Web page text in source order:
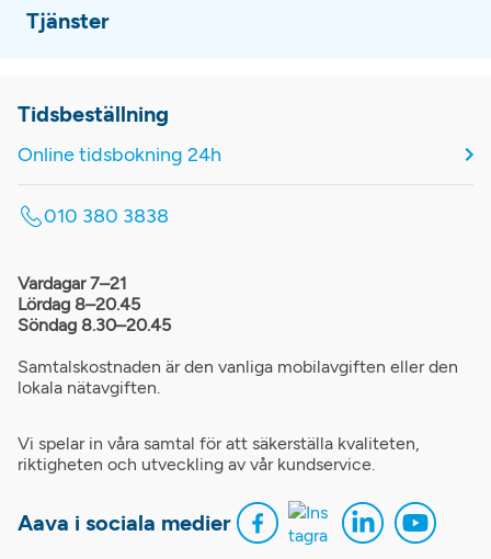
Tjänster
Tidsbeställning
Online tidsbokning 24h
010 380 3838
Vardagar 7–21
Lördag 8–20.45
Söndag 8.30–20.45
Samtalskostnaden är den vanliga mobilavgiften eller den
lokala nätavgiften.
Vi spelar in våra samtal för att säkerställa kvaliteten,
riktigheten och utveckling av vår kundservice.
Aava i sociala medier